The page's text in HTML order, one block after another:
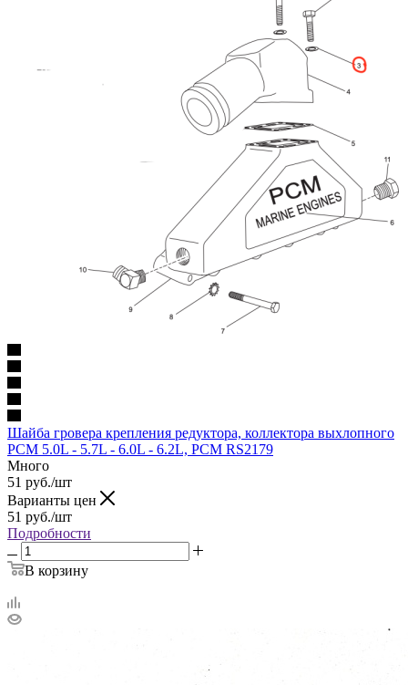
Шайба гровера крепления редуктора, коллектора выхлопного
PCM 5.0L - 5.7L - 6.0L - 6.2L, PCM RS2179
Много
51 руб./шт
Варианты цен
51 руб./шт
Подробности
В корзину